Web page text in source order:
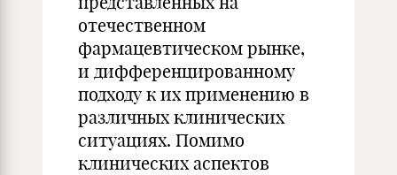
отечественном
фармацевтическом рынке,
и дифференцированному
подходу к их применению в
различных клинических
ситуациях. Помимо
клинических аспектов